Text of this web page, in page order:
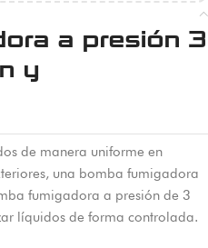
a presión 3
y
de manera uniforme en
una bomba fumigadora
fumigadora a presión de 3
líquidos de forma controlada.